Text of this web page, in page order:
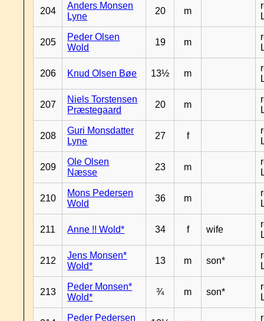
204
Anders Monsen
Lyne
20 m
205
Peder Olsen
Wold
19 m
206 Knud Olsen Bøe 13½ m
207
Niels Torstensen
Præstegaard
20 m
208
Guri Monsdatter
Lyne
27 f
209
Ole Olsen
Næsse
23 m
210
Mons Pedersen
Wold
36 m
211 Anne !! Wold* 34 f wife
212
Jens Monsen*
Wold*
13 m son*
213
Peder Monsen*
Wold*
¾ m son*
Peder Pedersen